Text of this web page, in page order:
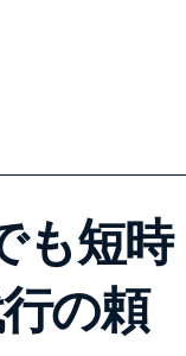
も短時
の頼